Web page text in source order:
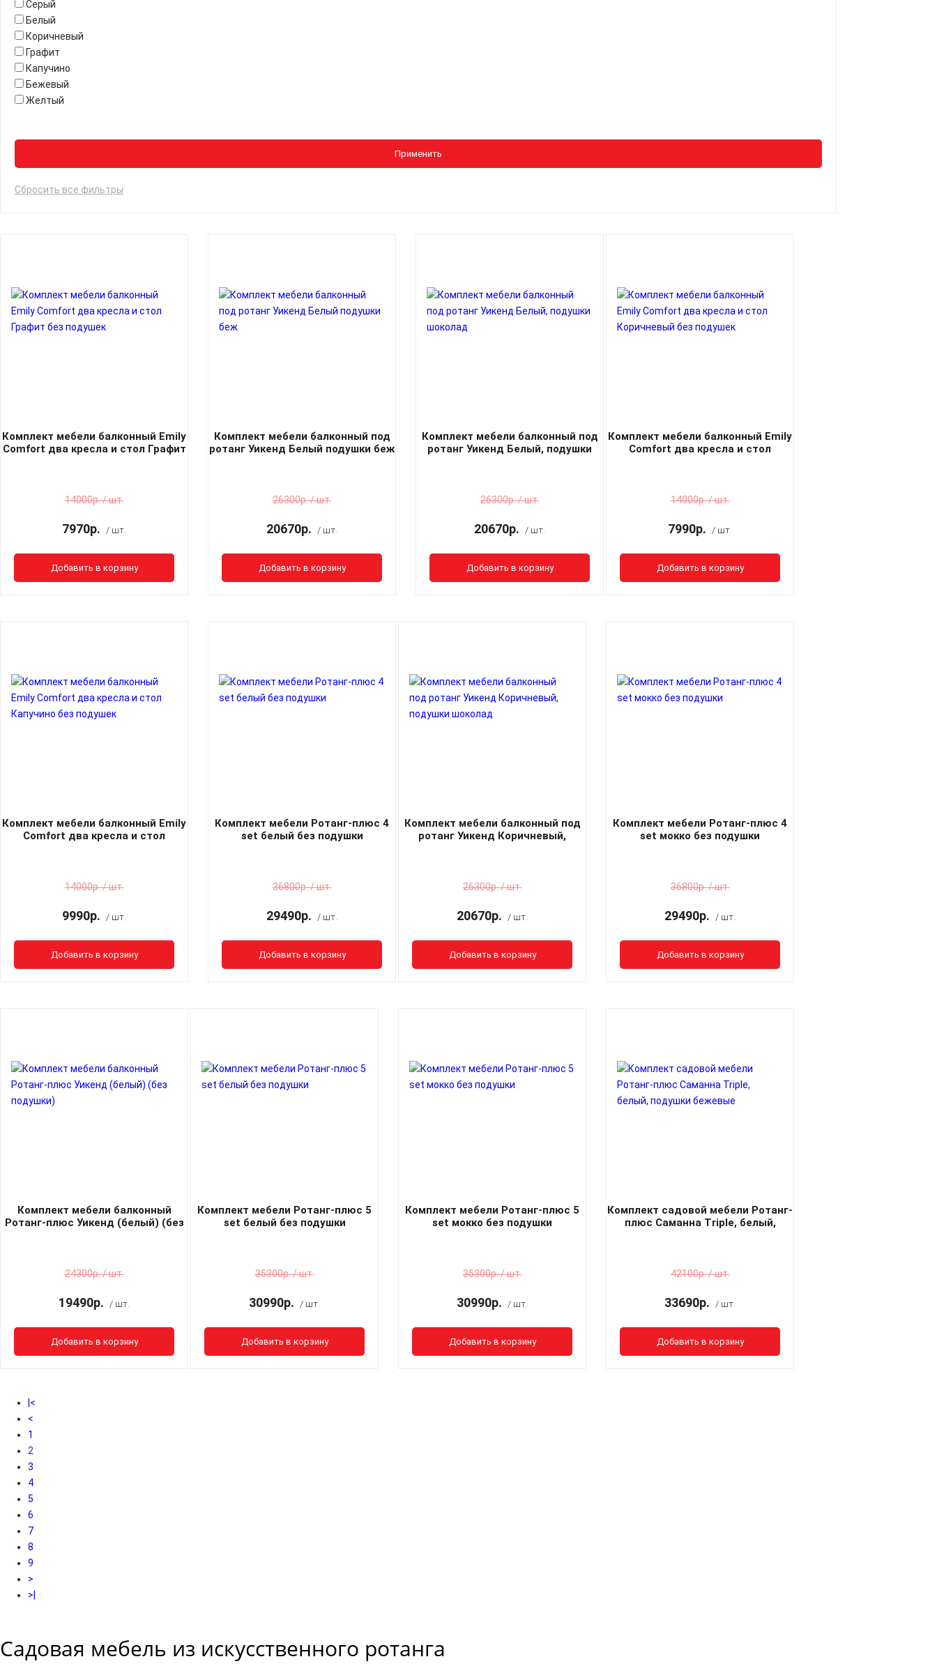
Серый
Белый
Коричневый
Графит
Капучино
Бежевый
Желтый
Применить
Сбросить все фильтры
Комплект мебели балконный Emily
Comfort два кресла и стол Графит
14000р. / шт.
7970р. / шт.
Добавить в корзину
Комплект мебели балконный под
ротанг Уикенд Белый подушки беж
26300р. / шт.
20670р. / шт.
Добавить в корзину
Комплект мебели балконный под
ротанг Уикенд Белый, подушки
26300р. / шт.
20670р. / шт.
Добавить в корзину
Комплект мебели балконный Emily
Comfort два кресла и стол
14000р. / шт.
7990р. / шт.
Добавить в корзину
Комплект мебели балконный Emily
Comfort два кресла и стол
14000р. / шт.
9990р. / шт.
Добавить в корзину
Комплект мебели Ротанг-плюс 4
set белый без подушки
36800р. / шт.
29490р. / шт.
Добавить в корзину
Комплект мебели балконный под
ротанг Уикенд Коричневый,
26300р. / шт.
20670р. / шт.
Добавить в корзину
Комплект мебели Ротанг-плюс 4
set мокко без подушки
36800р. / шт.
29490р. / шт.
Добавить в корзину
Комплект мебели балконный
Ротанг-плюс Уикенд (белый) (без
24300р. / шт.
19490р. / шт.
Добавить в корзину
Комплект мебели Ротанг-плюс 5
set белый без подушки
35300р. / шт.
30990р. / шт.
Добавить в корзину
Комплект мебели Ротанг-плюс 5
set мокко без подушки
35300р. / шт.
30990р. / шт.
Добавить в корзину
Комплект садовой мебели Ротанг-
плюс Саманна Triple, белый,
42100р. / шт.
33690р. / шт.
Добавить в корзину
|<
<
1
2
3
4
5
6
7
8
9
>
>|
Садовая мебель из искусственного ротанга